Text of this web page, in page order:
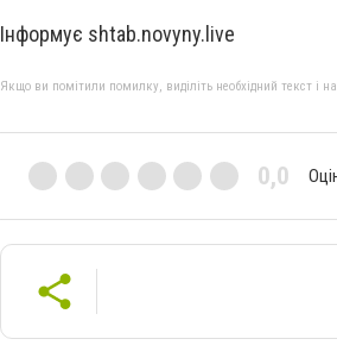
Інформує shtab.novyny.live
Якщо ви помітили помилку, виділіть необхідний текст і
0,0